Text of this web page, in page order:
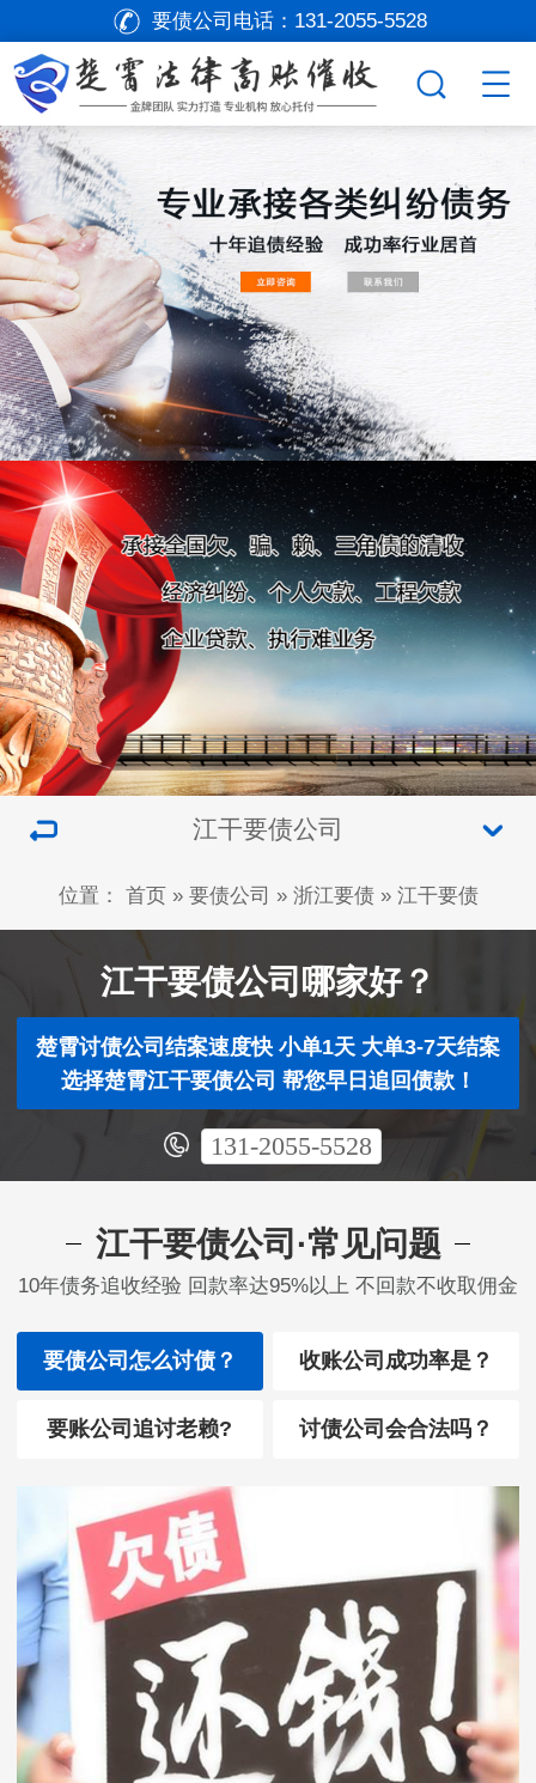
要债公司电话： 131-2055-5528
江干要债公司
位置： 首页» 要债公司 » 浙江要债» 江干要债
江干要债公司哪家好？
楚霄讨债公司结案速度快 小单1天 大单3-7天结案
选择楚霄江干要债公司 帮您早日追回债款！
131-2055-5528
江干要债公司·常见问题
10年债务追收经验 回款率达95%以上 不回款不收取佣金
要债公司怎么讨债？ 收账公司成功率是？
要账公司追讨老赖? 讨债公司会合法吗？